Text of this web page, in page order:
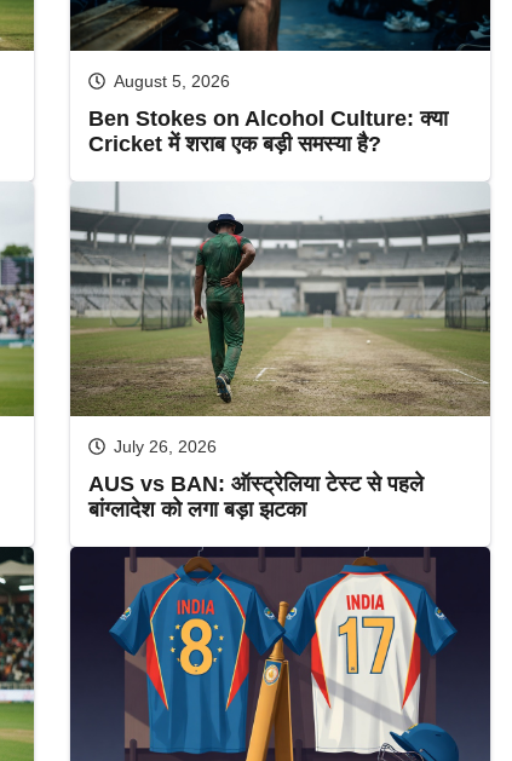
August 5, 2026
Ben Stokes on Alcohol Culture: क्या
Cricket में शराब एक बड़ी समस्या है?
July 26, 2026
AUS vs BAN: ऑस्ट्रेलिया टेस्ट से पहले
बांग्लादेश को लगा बड़ा झटका